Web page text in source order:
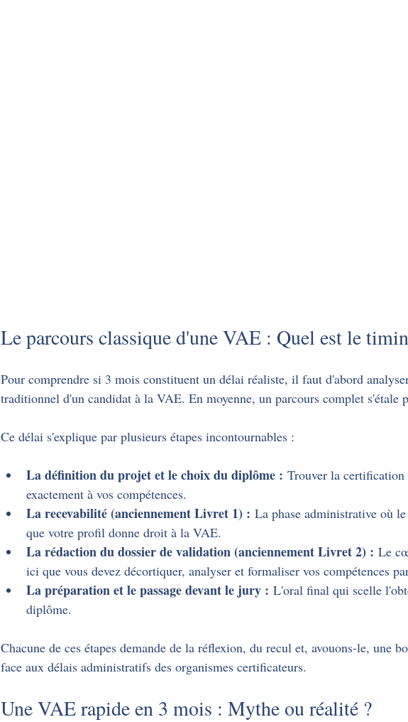
Le parcours classique d'une VAE : Quel est le
Pour comprendre si 3 mois constituent un délai réaliste, il faut d'abord
traditionnel d'un candidat à la VAE. En moyenne, un parcours complet s'étale
Ce délai s'explique par plusieurs étapes incontournables :
La définition du projet et le choix du diplôme : Trouver la
exactement à vos compétences.
La recevabilité (anciennement Livret 1) : La phase administrative où
que votre profil donne droit à la VAE.
La rédaction du dossier de validation (anciennement Livret 2) : Le
ici que vous devez décortiquer, analyser et formaliser vos compétences
La préparation et le passage devant le jury : L'oral final qui scelle
diplôme.
Chacune de ces étapes demande de la réflexion, du recul et, avouons-le, une
face aux délais administratifs des organismes certificateurs.
Une VAE rapide en 3 mois : Mythe ou réalité ?